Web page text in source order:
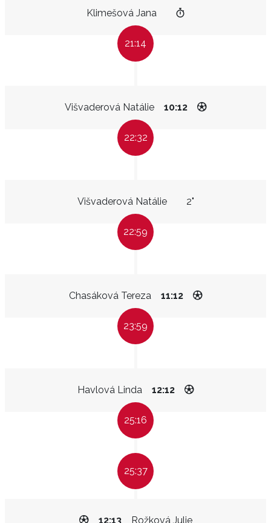
Klimešová Jana
21:14
Višvaderová Natálie 10:12
22:32
Višvaderová Natálie 2"
22:59
Chasáková Tereza 11:12
23:59
Havlová Linda 12:12
25:16
25:37
Rožková Julie
12:13